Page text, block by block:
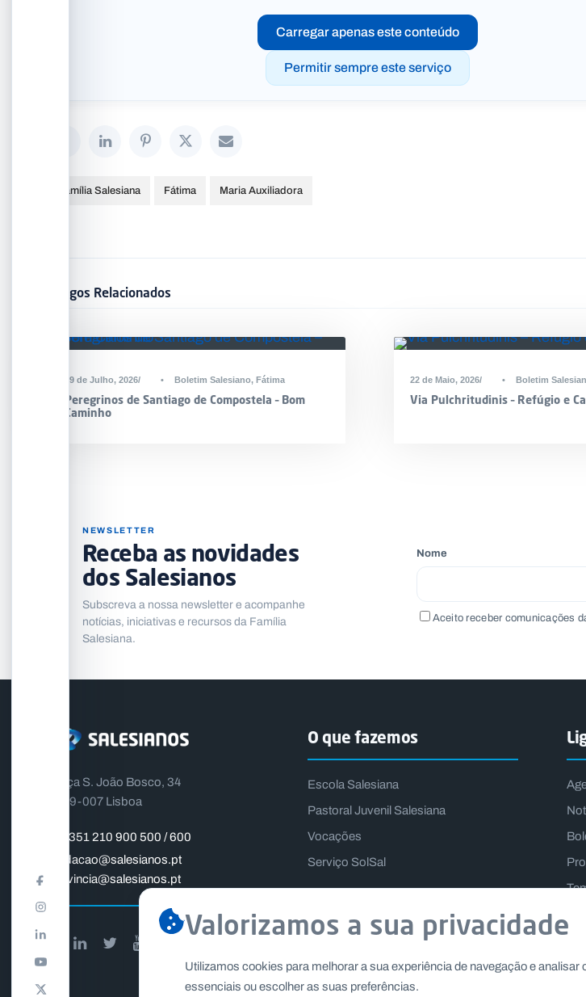
Carregar apenas este conteúdo
Permitir sempre este serviço
Família Salesiana Fátima Maria Auxiliadora
Artigos Relacionados
29 de Julho, 2026
• Boletim Salesiano, Fátima
Peregrinos de Santiago de Compostela – Bom
Caminho
22 de Maio, 2026
• Boletim
Via Pulchritudinis – Refúgio e
NEWSLETTER
Receba as novidades
dos Salesianos
Subscreva a nossa newsletter e acompanhe
notícias, iniciativas e recursos da Família
Salesiana.
Nome
Aceito receber comunicações
Praça S. João Bosco, 34
1399-007 Lisboa
+351 210 900 500 / 600
fundacao@salesianos.pt
provincia@salesianos.pt
O que fazemos
Escola Salesiana
Pastoral Juvenil Salesiana
Vocações
Serviço SolSal
Valorizamos a sua privacidade
Utilizamos cookies para melhorar a sua experiência de navegação e
essenciais ou escolher as suas preferências.